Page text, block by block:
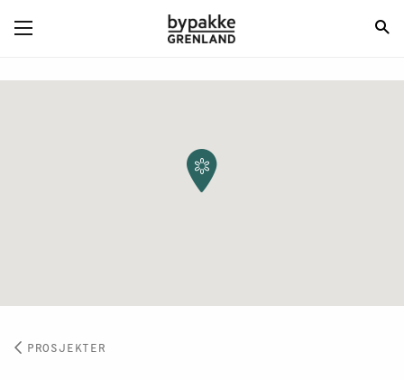
PROSJEKTER